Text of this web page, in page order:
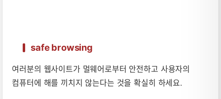
safe browsing
여러분의 웹사이트가 멀웨어로부터 안전하고 사용자의
컴퓨터에 해를 끼치지 않는다는 것을 확실히 하세요.